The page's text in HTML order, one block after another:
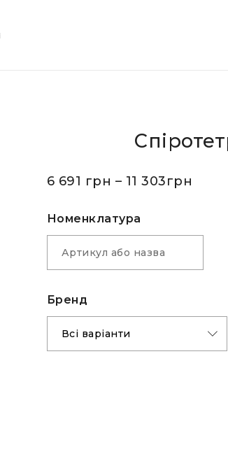
6 691 грн – 11 303грн
Номенклатура
Бренд